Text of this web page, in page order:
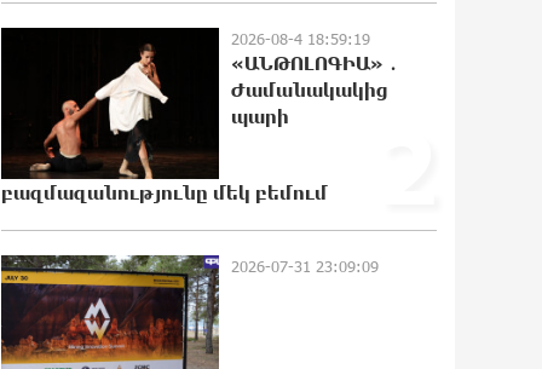
«Համահայկական ճակատ»
շարժումը զորակցություն է
հայտնում Ամենայն Հայոց
Կաթողիկոսին
Ավտովթար՝ Կոտայքի մարզում.
Զովունի-Եղվարդ ճանապարհին
և «Opel»-ը. կա վիրավոր
Արժևորվում է Շիրակի երգիծական
2026-08-4 18:59:19
«ԱՆԹՈԼՈԳԻԱ» ․
Ժամանակակից
պարի
բազմազանությունը մեկ բեմում
2026-07-31 23:09:09